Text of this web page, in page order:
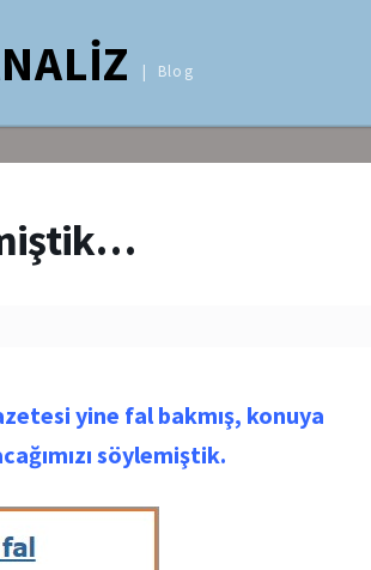
Blog
yine fal bakmış, konuya
söylemiştik.